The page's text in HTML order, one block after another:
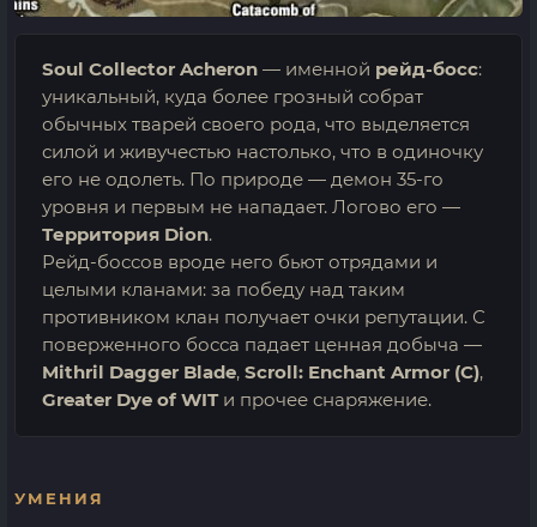
Soul Collector Acheron — именной рейд-босс:
уникальный, куда более грозный собрат
обычных тварей своего рода, что выделяется
силой и живучестью настолько, что в одиночку
его не одолеть. По природе — демон 35-го
уровня и первым не нападает. Логово его —
Территория Dion.
Рейд-боссов вроде него бьют отрядами и
целыми кланами: за победу над таким
противником клан получает очки репутации. С
поверженного босса падает ценная добыча —
Mithril Dagger Blade, Scroll: Enchant Armor (C),
Greater Dye of WIT и прочее снаряжение.
УМЕНИЯ